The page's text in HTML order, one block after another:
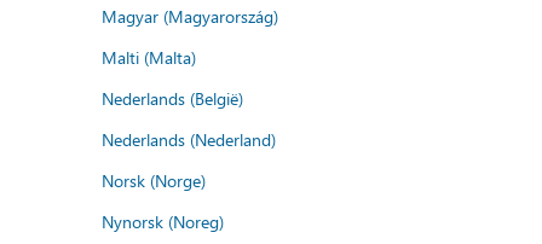
Magyar (Magyarország)
Malti (Malta)
Nederlands (België)
Nederlands (Nederland)
Norsk (Norge)
Nynorsk (Noreg)